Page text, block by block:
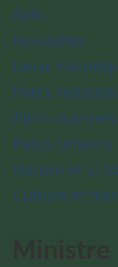
Avis
Nouvelles
Lieux
Parcs
Aires
Parcs
Nature et
Culture et